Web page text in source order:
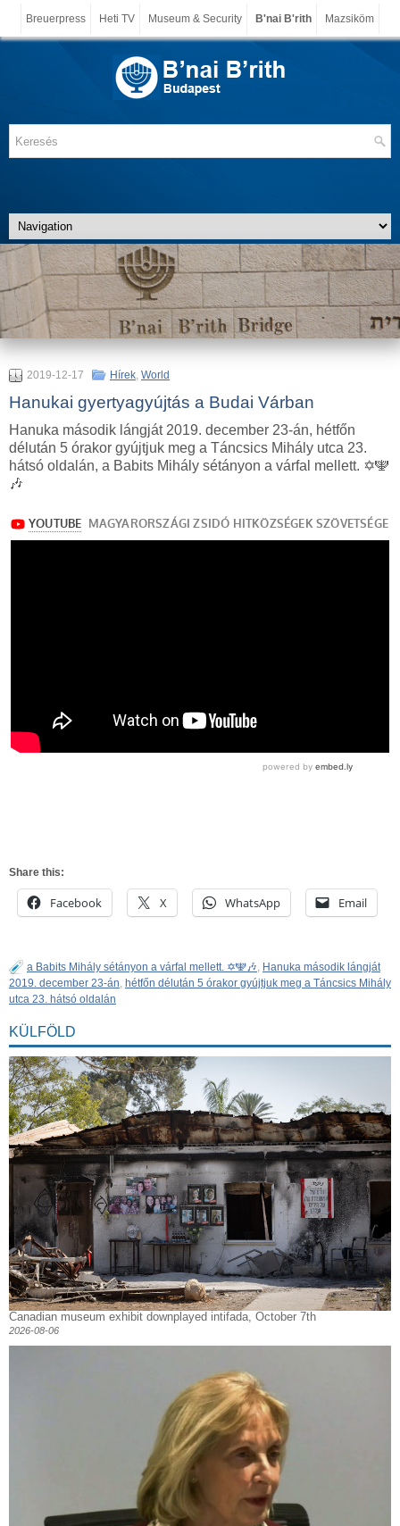
Breuerpress Heti TV Museum & Security B'nai B'rith Mazsiköm
2019-12-17 Hírek, World
Hanukai gyertyagyújtás a Budai Várban
Hanuka második lángját 2019. december 23-án, hétfőn
délután 5 órakor gyújtjuk meg a Táncsics Mihály utca 23.
hátsó oldalán, a Babits Mihály sétányon a várfal mellett. ✡️🕎
🎶
Share this:
Facebook X WhatsApp Email
a Babits Mihály sétányon a várfal mellett. ✡️🕎🎶, Hanuka második lángját
2019. december 23-án, hétfőn délután 5 órakor gyújtjuk meg a Táncsics Mihály
utca 23. hátsó oldalán
KÜLFÖLD
Canadian museum exhibit downplayed intifada, October 7th
2026-08-06